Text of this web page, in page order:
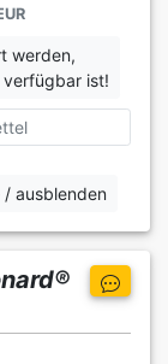
werden,
ist!
ausblenden